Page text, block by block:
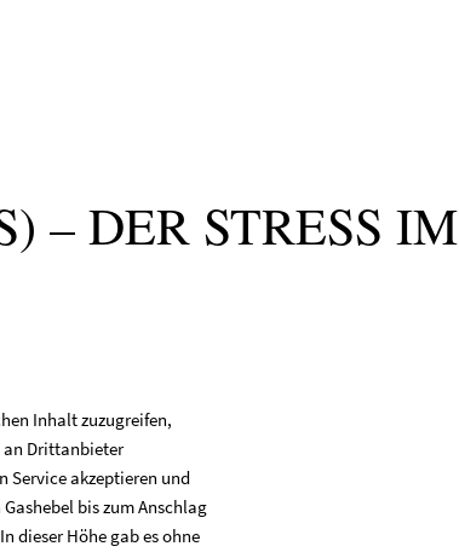
– DER STRESS IM
Inhalt zuzugreifen,
an Drittanbieter
Service akzeptieren und
bis zum Anschlag
dieser Höhe gab es ohne